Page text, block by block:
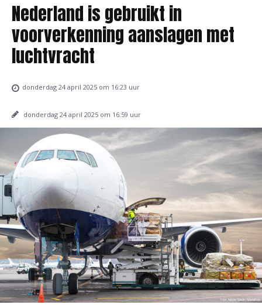
Nederland is gebruikt in
voorverkenning aanslagen met
luchtvracht
donderdag 24 april 2025 om 16:23 uur
donderdag 24 april 2025 om 16:59 uur